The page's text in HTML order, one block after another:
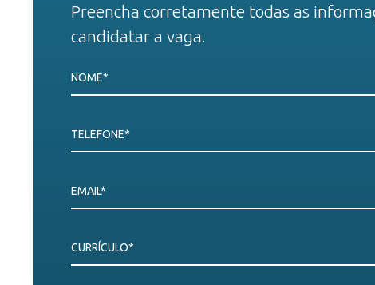
Preencha corretamente todas as
candidatar a vaga.
NOME*
TELEFONE*
EMAIL*
CURRÍCULO*